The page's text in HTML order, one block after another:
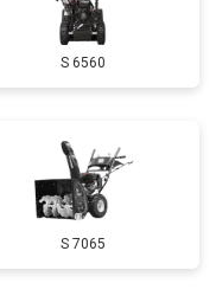
от 4900 ₽
от 3250 ₽
от 1820 ₽ Заказать
от 6400 ₽
от 3800 ₽ Заказать
S 6560
S 7065